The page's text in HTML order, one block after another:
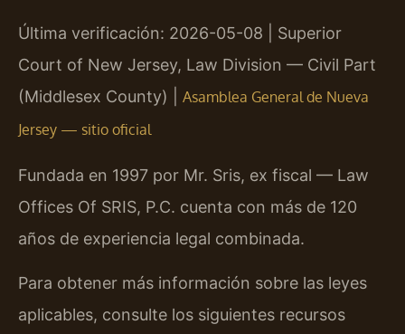
Última verificación: 2026-05-08 | Superior
Court of New Jersey, Law Division — Civil Part
(Middlesex County) | Asamblea General de Nueva
Jersey — sitio oficial
Fundada en 1997 por Mr. Sris, ex fiscal — Law
Offices Of SRIS, P.C. cuenta con más de 120
años de experiencia legal combinada.
Para obtener más información sobre las leyes
aplicables, consulte los siguientes recursos